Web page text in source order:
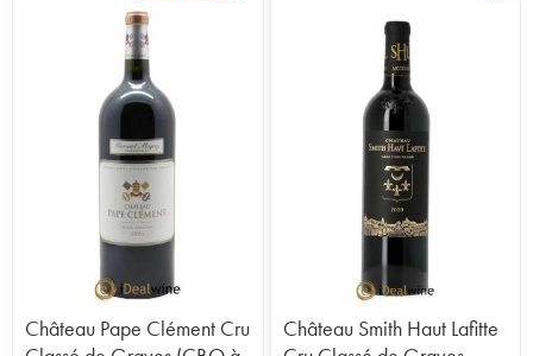
Château Pape Clément Cru
Château Smith Haut Lafitte